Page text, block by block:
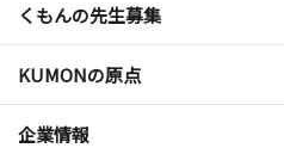
くもんの先生募集
KUMONの原点
企業情報